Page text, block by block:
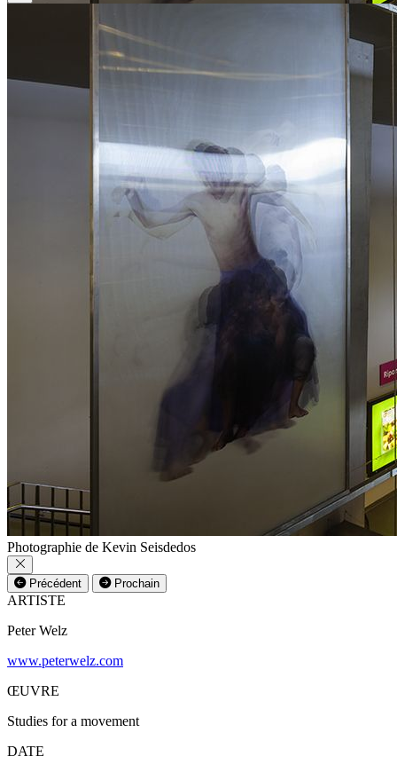
Photographie de Kevin Seisdedos
Précédent Prochain
ARTISTE
Peter Welz
www.peterwelz.com
ŒUVRE
Studies for a movement
DATE